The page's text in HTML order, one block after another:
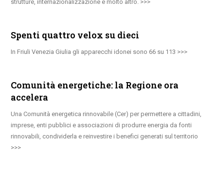
strutture, internazionalizzazione e molto altro.
Spenti quattro velox su dieci
In Friuli Venezia Giulia gli apparecchi idonei sono 66 su 113
Comunità energetiche: la Regione ora
accelera
Una Comunità energetica rinnovabile (Cer) per permettere a cittadini,
imprese, enti pubblici e associazioni di produrre energia da fonti
rinnovabili, condividerla e reinvestire i benefici generati sul territorio